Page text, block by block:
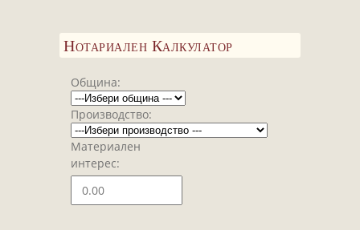
БЛАНКИ
ТАКСИ
ПОЛЕЗНА ИНФОРМАЦИЯ
КОНТАКТИ
Нотариален Калкулатор
Община:
Производство:
Материален
интерес: